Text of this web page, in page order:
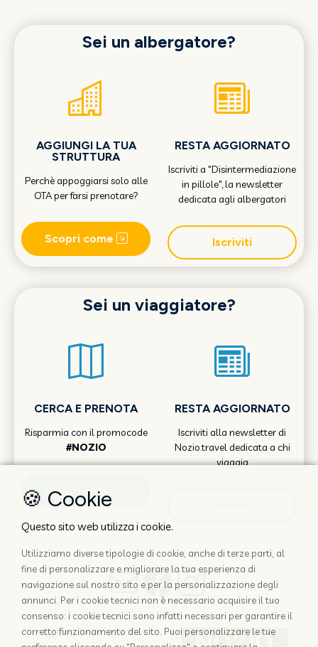
Sei un albergatore?
AGGIUNGI LA TUA
STRUTTURA
Perchè appoggiarsi solo alle
OTA per farsi prenotare?
Scopri come
RESTA AGGIORNATO
Iscriviti a "Disintermediazione
in pillole", la newsletter
dedicata agli albergatori
Iscriviti
Sei un viaggiatore?
CERCA E PRENOTA
Risparmia con il promocode
#NOZIO
Scopri come
RESTA AGGIORNATO
Iscriviti alla newsletter di
Nozio.travel dedicata a chi
viaggia
🍪 Cookie
Questo sito web utilizza i cookie.
Utilizziamo diverse tipologie di cookie, anche di terze parti, al
fine di personalizzare e migliorare la tua esperienza di
navigazione sul nostro sito e per la personalizzazione degli
annunci. Per i cookie tecnici non è necessario acquisire il tuo
consenso: i cookie tecnici sono infatti necessari per garantire il
corretto funzionamento del sito. Puoi personalizzare le tue